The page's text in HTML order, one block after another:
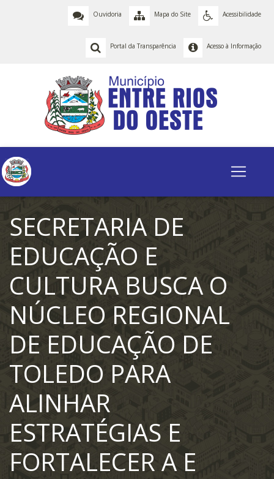
Acessibilidade
Mapa do Site
Ouvidoria
Acesso à Informação
Portal da Transparência
SECRETARIA DE
EDUCAÇÃO E
CULTURA BUSCA O
NÚCLEO REGIONAL
DE EDUCAÇÃO DE
TOLEDO PARA
ALINHAR
ESTRATÉGIAS E
FORTALECER A E